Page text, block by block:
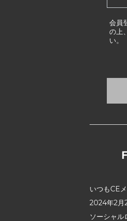
会員
の上
い。
いつもCE
2024年2月
ソーシャ